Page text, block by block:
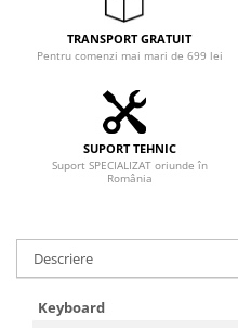
Tastaturi
USB Hub
Componente PC
Placi de Baza
Placi Video
Memorii
TRANSPORT GRATUIT
Pentru comenzi mai mari de 699 lei
SUPORT TEHNIC
Suport SPECIALIZAT oriunde în
România
Descriere
Keyboard